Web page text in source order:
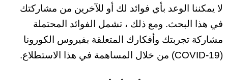
لا يمكننا الوعد بأي فوائد لك أو للآخرين من مشاركتك
في هذا البحث. ومع ذلك ، تشمل الفوائد المحتملة
مشاركة تجربتك وأفكارك المتعلقة بفيروس الكورونا
(COVID-19) من خلال المساهمة في هذا الاستطلاع.